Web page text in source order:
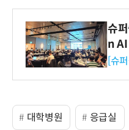
슈
n
리
[슈
대학병원 응급실